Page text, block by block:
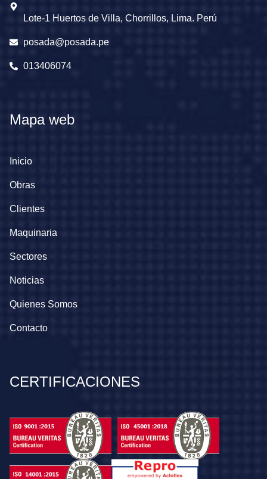
Lote-1 Huertos de Villa, Chorrillos, Lima. Perú
posada@posada.pe
013406074
Mapa web
Inicio
Obras
Clientes
Maquinaria
Sectores
Noticias
Quienes Somos
Contacto
CERTIFICACIONES